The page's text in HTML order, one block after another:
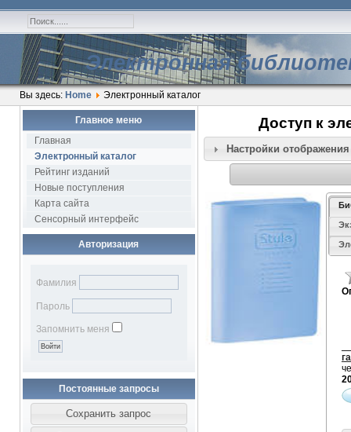
Электронная
Вы здесь: Home Электронный каталог
Главное меню
Главная
Электронный каталог
Рейтинг изданий
Новые поступления
Карта сайта
Сенсорный интерфейс
Авторизация
Фамилия
Пароль
Запомнить меня
Постоянные запросы
Доступ к
Настройки отображения